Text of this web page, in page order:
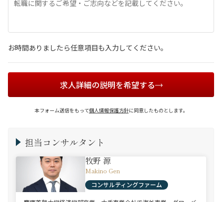
お時間ありましたら任意項目も入力してください。
求人詳細の説明を希望する
本フォーム送信をもって個人情報保護方針に同意したものとします。
担当コンサルタント
牧野 源
Makino Gen
コンサルティングファーム